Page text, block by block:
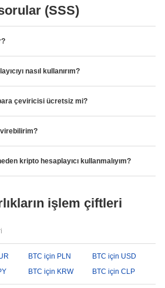
(SSS)
nasıl kullanırım?
çeviricisi ücretsiz mi?
kripto hesaplayıcı kullanmalıyım?
işlem çiftleri
BTC için PLN
BTC için USD
BTC için KRW BTC için CLP